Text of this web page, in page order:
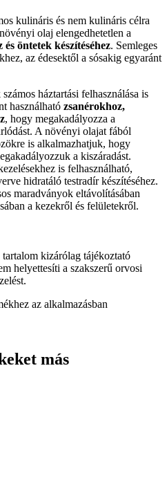
kulináris és nem kulináris célra
olaj elengedhetetlen a
és öntetek készítéséhez. Semleges
az édesektől a sósakig egyaránt
háztartási felhasználása is
használható zsanérokhoz,
, hogy megakadályozza a
A növényi olajat fából
is alkalmazhatjuk, hogy
a kiszáradást.
is felhasználható,
hidratáló testradír készítéséhez.
maradványok eltávolításában
a kezekről és felületekről.
kizárólag tájékoztató
helyettesíti a szakszerű orvosi
az alkalmazásban
más